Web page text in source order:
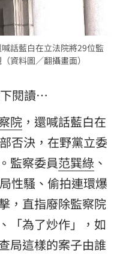
話藍白在立法院將29位監
資料圖／翻攝畫面）
閱讀…
院 ，還喊話藍白在
否決，在野黨立委
監察委員范巽綠 、
性騷、偷拍連環爆
，直指廢除監察院
「為了炒作」，如
局這樣的案子由誰